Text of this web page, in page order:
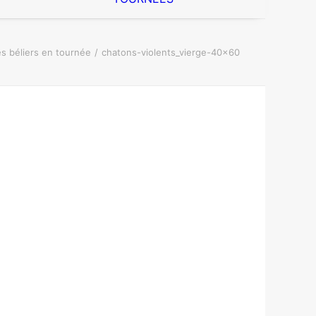
béliers en tournée chatons-violents_vierge-40×60